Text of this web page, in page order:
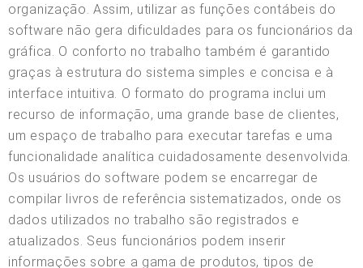
organização. Assim, utilizar as funções contábeis do
software não gera dificuldades para os funcionários da
gráfica. O conforto no trabalho também é garantido
graças à estrutura do sistema simples e concisa e à
interface intuitiva. O formato do programa inclui um
recurso de informação, uma grande base de clientes,
um espaço de trabalho para executar tarefas e uma
funcionalidade analítica cuidadosamente desenvolvida.
Os usuários do software podem se encarregar de
compilar livros de referência sistematizados, onde os
dados utilizados no trabalho são registrados e
atualizados. Seus funcionários podem inserir
informações sobre a gama de produtos, tipos de